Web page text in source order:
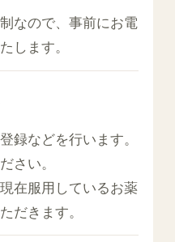
なので、事前にお電
します。
録などを行います。
さい。
在服用しているお薬
だきます。